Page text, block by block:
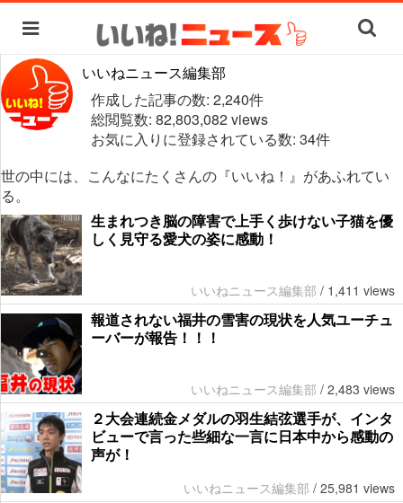
いいねニュース編集部
作成した記事の数: 2,240件
総閲覧数: 82,803,082 views
お気に入りに登録されている数: 34件
世の中には、こんなにたくさんの『いいね！』があふれてい
る。
生まれつき脳の障害で上手く歩けない子猫を優
しく見守る愛犬の姿に感動！
いいねニュース編集部 / 1,411 views
報道されない福井の雪害の現状を人気ユーチュ
ーバーが報告！！！
いいねニュース編集部 / 2,483 views
２大会連続金メダルの羽生結弦選手が、インタ
ビューで言った些細な一言に日本中から感動の
声が！
いいねニュース編集部 / 25,981 views